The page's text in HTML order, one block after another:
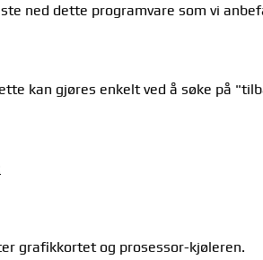
ned dette programvare som vi
kan gjøres enkelt ved å søke på
grafikkortet og prosessor-kjøleren.